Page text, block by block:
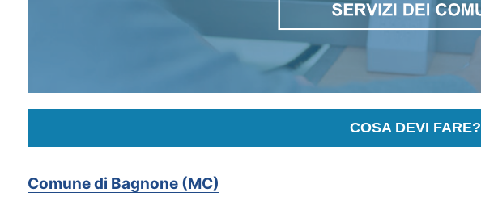
COSA DEVI FARE?
Comune di Bagnone (MC)